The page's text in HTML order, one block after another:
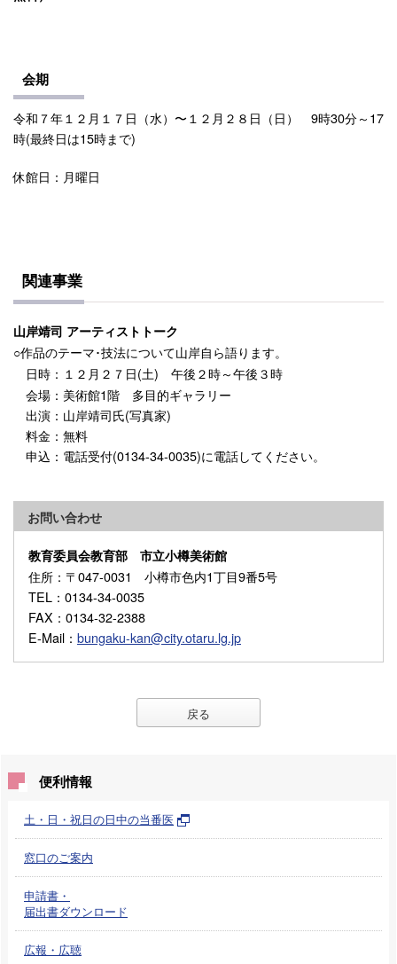
会期
令和７年１２月１７日（水）〜１２月２８日（日） 9時30分～17
時(最終日は15時まで)
休館日：月曜日
関連事業
山岸靖司 アーティストトーク
○作品のテーマ･技法について山岸自ら語ります。
日時：１２月２７日(土) 午後２時～午後３時
会場：美術館1階 多目的ギャラリー
出演：山岸靖司氏(写真家)
料金：無料
申込：電話受付(0134-34-0035)に電話してください。
お問い合わせ
教育委員会教育部 市立小樽美術館
住所 ：〒047-0031 小樽市色内1丁目9番5号
TEL ：0134-34-0035
FAX ：0134-32-2388
E-Mail ： bungaku-kan@city.otaru.lg.jp
戻る
便利情報
土・日・祝日の日中の当番医
窓口のご案内
申請書・
届出書ダウンロード
広報・広聴